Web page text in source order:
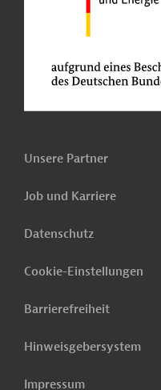
Unsere Partner
Job und Karriere
Datenschutz
Cookie-Einstellungen
Barrierefreiheit
Hinweisgebersystem
Impressum